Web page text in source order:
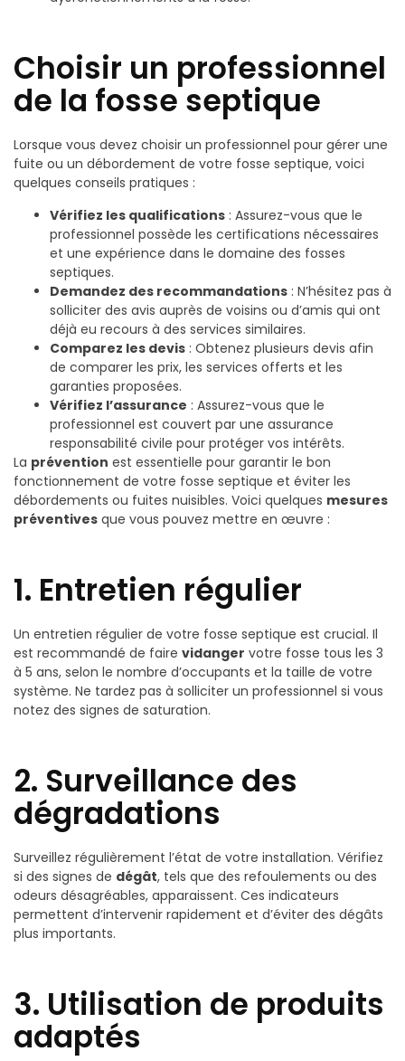
Choisir un professionnel
de la fosse septique
Lorsque vous devez choisir un professionnel pour gérer une
fuite ou un débordement de votre fosse septique, voici
quelques conseils pratiques :
Vérifiez les qualifications : Assurez-vous que le
professionnel possède les certifications nécessaires
et une expérience dans le domaine des fosses
septiques.
Demandez des recommandations : N’hésitez pas à
solliciter des avis auprès de voisins ou d’amis qui ont
déjà eu recours à des services similaires.
Comparez les devis : Obtenez plusieurs devis afin
de comparer les prix, les services offerts et les
garanties proposées.
Vérifiez l’assurance : Assurez-vous que le
professionnel est couvert par une assurance
responsabilité civile pour protéger vos intérêts.
La prévention est essentielle pour garantir le bon
fonctionnement de votre fosse septique et éviter les
débordements ou fuites nuisibles. Voici quelques mesures
préventives que vous pouvez mettre en œuvre :
1. Entretien régulier
Un entretien régulier de votre fosse septique est crucial. Il
est recommandé de faire vidanger votre fosse tous les 3
à 5 ans, selon le nombre d’occupants et la taille de votre
système. Ne tardez pas à solliciter un professionnel si vous
notez des signes de saturation.
2. Surveillance des
dégradations
Surveillez régulièrement l’état de votre installation. Vérifiez
si des signes de dégât, tels que des refoulements ou des
odeurs désagréables, apparaissent. Ces indicateurs
permettent d’intervenir rapidement et d’éviter des dégâts
plus importants.
3. Utilisation de produits
adaptés